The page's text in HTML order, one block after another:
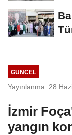
GÜNCEL
Yayınlanma: 28
İzmir
yangın